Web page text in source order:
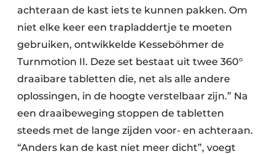
achteraan de kast iets te kunnen pakken. Om
niet elke keer een trapladdertje te moeten
gebruiken, ontwikkelde Kesseböhmer de
Turnmotion II. Deze set bestaat uit twee 360°
draaibare tabletten die, net als alle andere
oplossingen, in de hoogte verstelbaar zijn.” Na
een draaibeweging stoppen de tabletten
steeds met de lange zijden voor- en achteraan.
“Anders kan de kast niet meer dicht”, voegt